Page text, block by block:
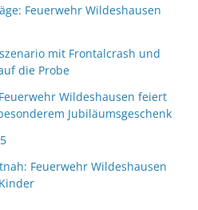
Feuerwehr Wildeshausen
mit Frontalcrash und
die Probe
Wildeshausen feiert
Jubiläumsgeschenk
Feuerwehr Wildeshausen